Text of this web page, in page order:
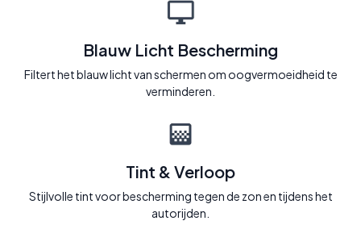
Blauw Licht Bescherming
Filtert het blauw licht van schermen om oogvermoeidheid te
verminderen.
Tint & Verloop
Stijlvolle tint voor bescherming tegen de zon en tijdens het
autorijden.